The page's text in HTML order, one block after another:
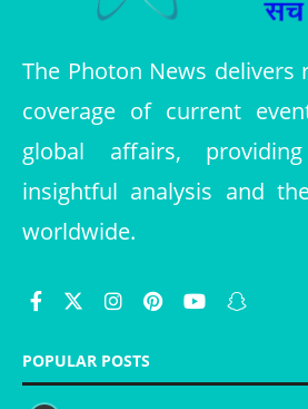
The Photon News delivers
coverage of current
global affairs,
insightful analysis and
worldwide.
POPULAR POSTS